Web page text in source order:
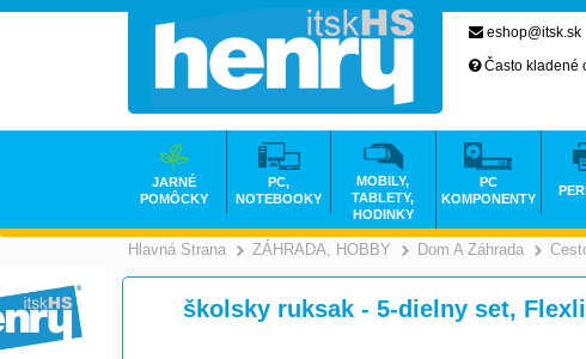
Hlavná Strana ZÁHRADA, HOBBY Dom A Záhrada
školsky ruksak - 5-dielny set,
eshop@itsk.sk
Často kladené
JARNÉ
POMÔCKY
PC,
NOTEBOOKY
MOBILY,
TABLETY,
HODINKY
PC
KOMPONENTY